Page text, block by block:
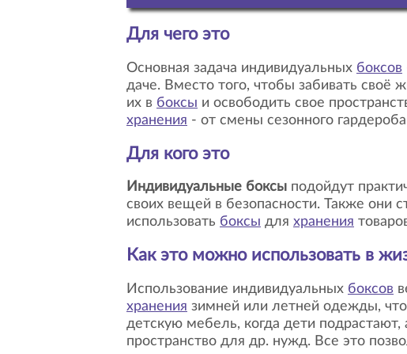
Для чего это
Основная задача индивидуальных боксов
даче. Вместо того, чтобы забивать
их в боксы и освободить свое
хранения - от смены сезонного
Для кого это
Индивидуальные боксы подойдут
своих вещей в безопасности. Также они
использовать боксы для хранения
Как это можно использовать в
Использование индивидуальных боксов
хранения зимней или летней одежды,
детскую мебель, когда дети
пространство для др. нужд. Все это